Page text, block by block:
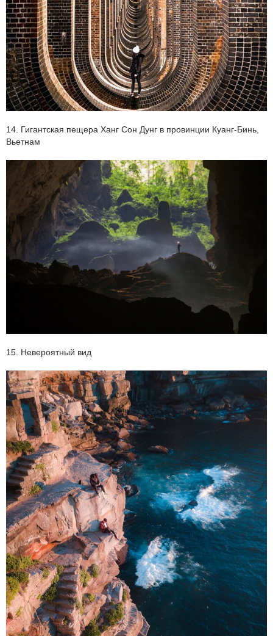
14. Гигантская пещера Ханг Сон Дунг в провинции Куанг-Бинь,
Вьетнам
15. Невероятный вид